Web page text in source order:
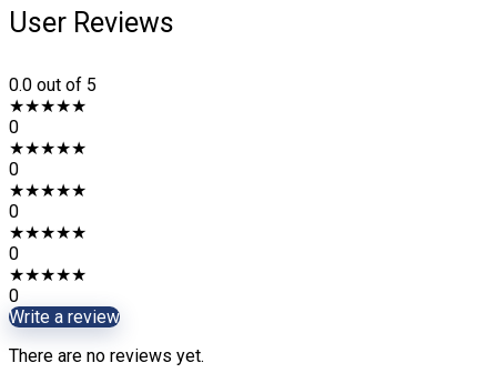
User Reviews
0.0 out of 5
★★★★★
0
★★★★★
0
★★★★★
0
★★★★★
0
★★★★★
0
Write a review
There are no reviews yet.